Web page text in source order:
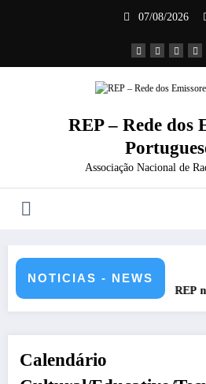
07/08/2026
REP – Rede dos
Associação Nacional de
NOTICIAS - NEWS
REP nas comemorações dos
Calendário